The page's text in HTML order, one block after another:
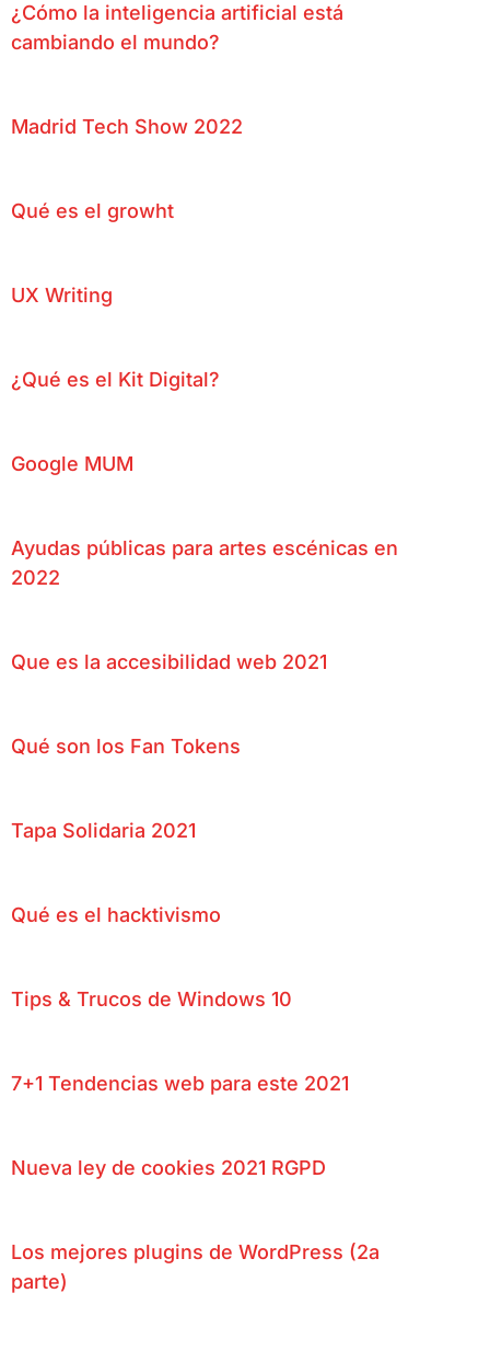
¿Cómo la inteligencia artificial está
cambiando el mundo?
Madrid Tech Show 2022
Qué es el growht
UX Writing
¿Qué es el Kit Digital?
Google MUM
Ayudas públicas para artes escénicas en
2022
Que es la accesibilidad web 2021
Qué son los Fan Tokens
Tapa Solidaria 2021
Qué es el hacktivismo
Tips & Trucos de Windows 10
7+1 Tendencias web para este 2021
Nueva ley de cookies 2021 RGPD
Los mejores plugins de WordPress (2a
parte)